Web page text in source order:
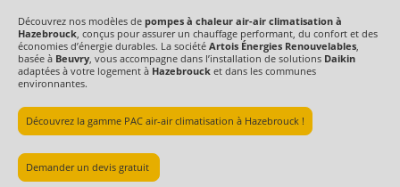
Découvrez nos modèles de pompes à chaleur air-air climatisation à
Hazebrouck, conçus pour assurer un chauffage performant, du confort et des
économies d’énergie durables. La société Artois Énergies Renouvelables,
basée à Beuvry, vous accompagne dans l’installation de solutions Daikin
adaptées à votre logement à Hazebrouck et dans les communes
environnantes.
Découvrez la gamme PAC air-air climatisation à Hazebrouck !
Demander un devis gratuit